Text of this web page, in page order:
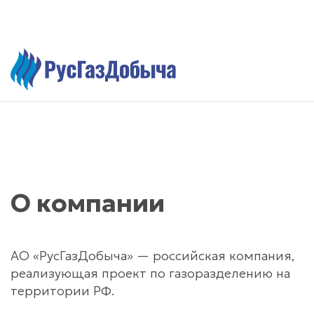
О компании
АО «РусГазДобыча» — российская компания,
реализующая проект по газоразделению на
территории РФ.